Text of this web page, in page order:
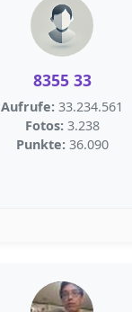
8355 33
Aufrufe: 33.234.561
Fotos: 3.238
Punkte: 36.090